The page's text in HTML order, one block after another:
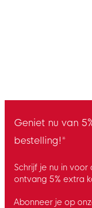
Geniet nu van
bestelling!*
Schrijf je nu in
ontvang 5% extra
Abonneer je op